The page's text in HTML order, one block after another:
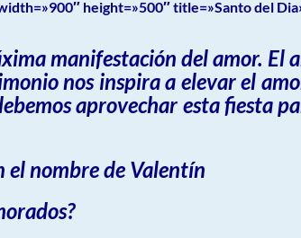
height=»500″ title=»Santo del
manifestación del amor. El
nos inspira a elevar el
aprovechar esta fiesta
el nombre de Valentín